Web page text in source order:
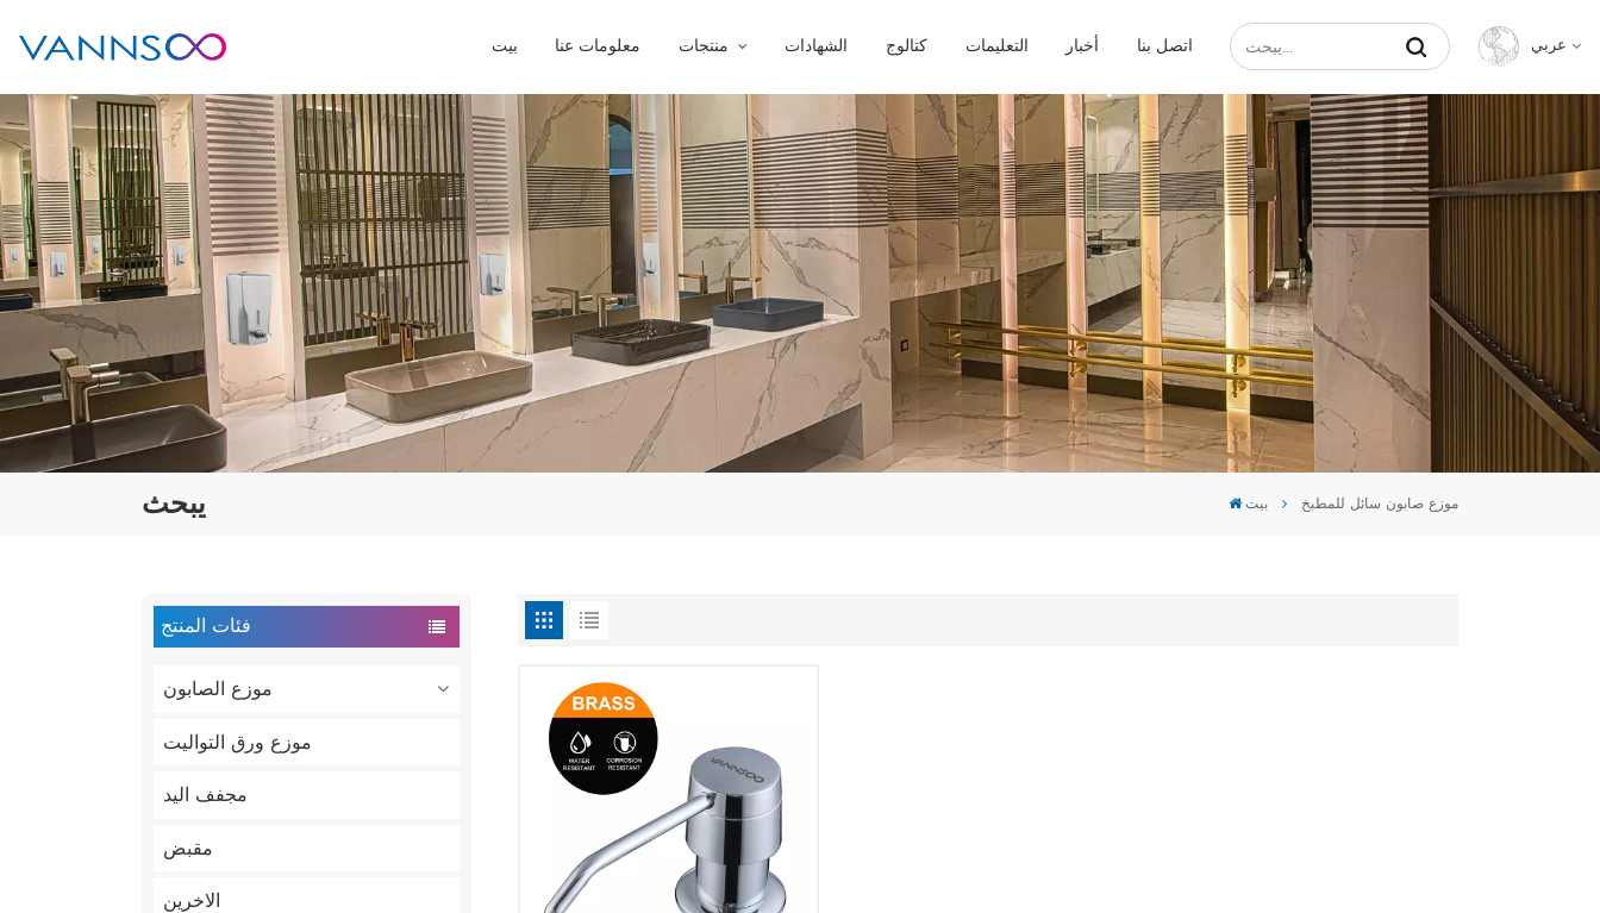
بيت معلومات عنا الشهادات كتالوج التعليمات أخبار اتصل بنا عربي
Français
Español
عربي
يبحث بيت موزع صابون سائل للمطبخ
فئات المنتج
موزع الصابون
موزع ورق التواليت
مجفف اليد
مقبض
الاخرين